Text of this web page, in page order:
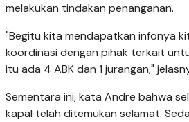
melakukan tindakan penanganan.
"Begitu kita mendapatkan infonya
koordinasi dengan pihak terkait
itu ada 4 ABK dan 1 jurangan,"
Sementara ini, kata Andre bahwa
kapal telah ditemukan selamat.